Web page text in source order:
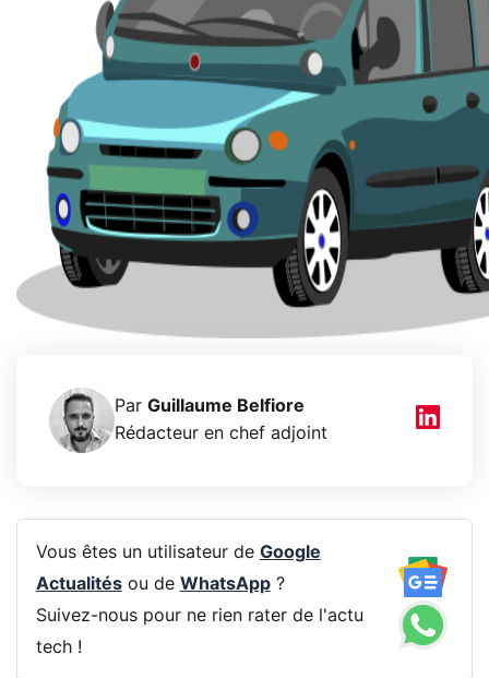
Par Guillaume Belfiore
Rédacteur en chef adjoint
Vous êtes un utilisateur de Google
Actualitésou de WhatsApp?
Suivez-nous pour ne rien rater de l'actu
tech !